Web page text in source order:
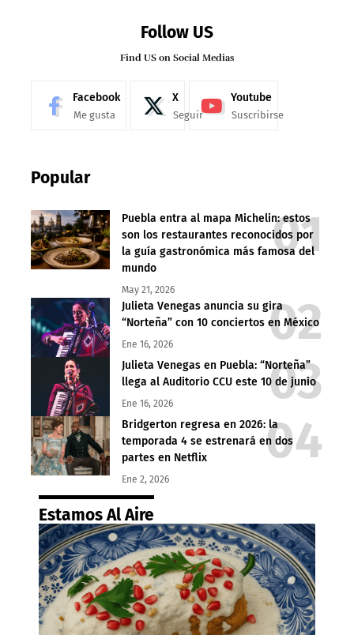
Follow US
Find US on Social Medias
Facebook
Me gusta
X
Seguir
Youtube
Suscribirse
Popular
Puebla entra al mapa Michelin: estos
son los restaurantes reconocidos por
la guía gastronómica más famosa del
mundo
May 21, 2026
Julieta Venegas anuncia su gira
“Norteña” con 10 conciertos en México
Ene 16, 2026
Julieta Venegas en Puebla: “Norteña”
llega al Auditorio CCU este 10 de junio
Ene 16, 2026
Bridgerton regresa en 2026: la
temporada 4 se estrenará en dos
partes en Netflix
Ene 2, 2026
Estamos Al Aire